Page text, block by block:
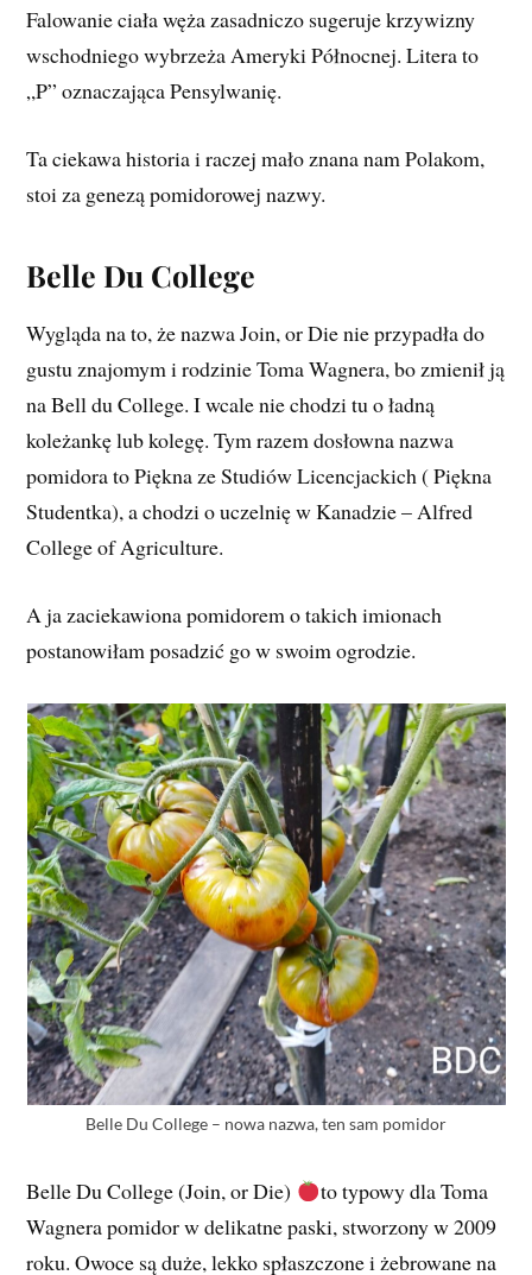
Falowanie ciała węża zasadniczo sugeruje krzywizny
wschodniego wybrzeża Ameryki Północnej. Litera to
„P” oznaczająca Pensylwanię.
Ta ciekawa historia i raczej mało znana nam Polakom,
stoi za genezą pomidorowej nazwy.
Belle Du College
Wygląda na to, że nazwa Join, or Die nie przypadła do
gustu znajomym i rodzinie Toma Wagnera, bo zmienił ją
na Bell du College. I wcale nie chodzi tu o ładną
koleżankę lub kolegę. Tym razem dosłowna nazwa
pomidora to Piękna ze Studiów Licencjackich ( Piękna
Studentka), a chodzi o uczelnię w Kanadzie – Alfred
College of Agriculture.
A ja zaciekawiona pomidorem o takich imionach
postanowiłam posadzić go w swoim ogrodzie.
Belle Du College – nowa nazwa, ten sam pomidor
Belle Du College (Join, or Die)
to typowy dla Toma
Wagnera pomidor w delikatne paski, stworzony w 2009
roku. Owoce są duże, lekko spłaszczone i żebrowane na